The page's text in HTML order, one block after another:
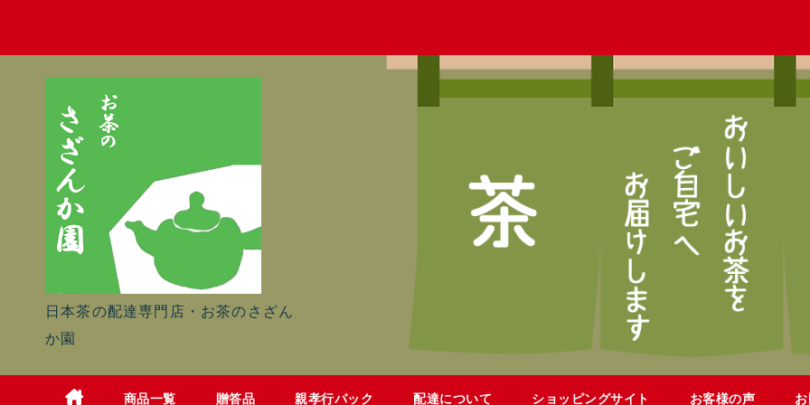
日本茶の配達専門店・お茶のさざん
か園
商品一覧 贈答品 親孝行パック 配達について ショッピングサイト お客様の声